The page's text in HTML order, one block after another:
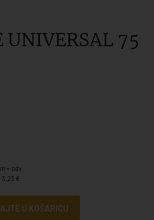
UNIVERSAL 75
+ pdv
3,23 €
U KOŠARICU